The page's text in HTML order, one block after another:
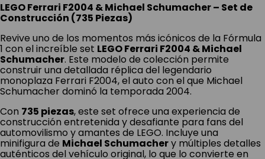
LEGO Ferrari F2004 & Michael Schumacher – Set de
Construcción (735 Piezas)
Revive uno de los momentos más icónicos de la Fórmula
1 con el increíble set LEGO Ferrari F2004 & Michael
Schumacher. Este modelo de colección permite
construir una detallada réplica del legendario
monoplaza Ferrari F2004, el auto con el que Michael
Schumacher dominó la temporada 2004.
Con 735 piezas, este set ofrece una experiencia de
construcción entretenida y desafiante para fans del
automovilismo y amantes de LEGO. Incluye una
minifigura de Michael Schumachery múltiples detalles
auténticos del vehículo original, lo que lo convierte en